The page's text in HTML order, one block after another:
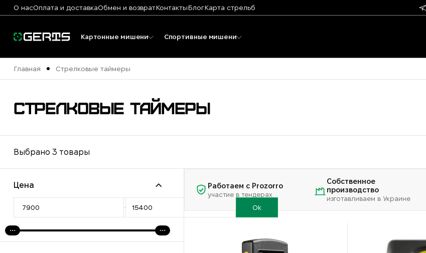
О насОплата и доставкаОбмен и возвратКонтактыБлогКарта стрельб
Картонные мишени Спортивные мишени
Главная Стрелковые таймеры
СТРЕЛКОВЫЕ ТАЙМЕРЫ
Выбрано 3 товары
Цена
Ok
Работаем с Prozorro
участие в тендерах
Собственное
производство
изготавливаем в Украине